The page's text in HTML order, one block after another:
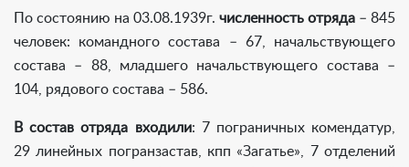
По состоянию на 03.08.1939г. численность отряда – 845
человек: командного состава – 67, начальствующего
состава – 88, младшего начальствующего состава –
104, рядового состава – 586.
В состав отряда входили: 7 пограничных комендатур,
29 линейных погранзастав, кпп «Загатье», 7 отделений